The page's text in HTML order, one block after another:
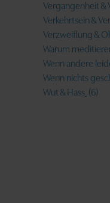
Vergangenheit &
Verkehrtsein &
Verzweiflung &
Warum
Wenn andere
Wenn nichts
Wut & Hass (6)